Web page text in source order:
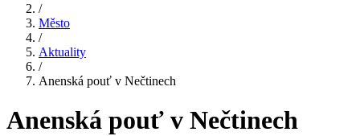
/
Město
/
Aktuality
/
Anenská pouť v Nečtinech
Anenská pouť v Nečtinech